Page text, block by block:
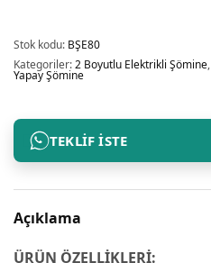
Stok kodu: BŞE80
Kategoriler:2 Boyutlu Elektrikli Şömine,
Yapay Şömine
TEKLIF İSTE
Açıklama
ÜRÜN ÖZELLİKLERİ: